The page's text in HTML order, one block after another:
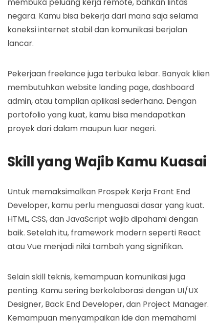
negara. Kamu bisa bekerja dari mana saja selama
koneksi internet stabil dan komunikasi berjalan
lancar.
Pekerjaan freelance juga terbuka lebar. Banyak klien
membutuhkan website landing page, dashboard
admin, atau tampilan aplikasi sederhana. Dengan
portofolio yang kuat, kamu bisa mendapatkan
proyek dari dalam maupun luar negeri.
Skill yang Wajib Kamu Kuasai
Untuk memaksimalkan Prospek Kerja Front End
Developer, kamu perlu menguasai dasar yang kuat.
HTML, CSS, dan JavaScript wajib dipahami dengan
baik. Setelah itu, framework modern seperti React
atau Vue menjadi nilai tambah yang signifikan.
Selain skill teknis, kemampuan komunikasi juga
penting. Kamu sering berkolaborasi dengan UI/UX
Designer, Back End Developer, dan Project Manager.
Kemampuan menyampaikan ide dan memahami